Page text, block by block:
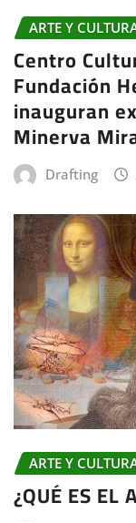
ARTE Y
Centro
Fundación
inauguran
Minerva
Drafting
ARTE Y
¿QUÉ ES EL